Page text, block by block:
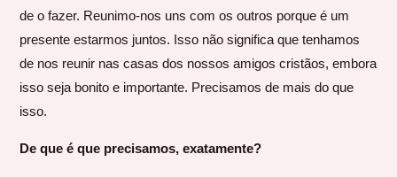
de o fazer. Reunimo-nos uns com os outros porque é um
presente estarmos juntos. Isso não significa que tenhamos
de nos reunir nas casas dos nossos amigos cristãos, embora
isso seja bonito e importante. Precisamos de mais do que
isso.
De que é que precisamos, exatamente?